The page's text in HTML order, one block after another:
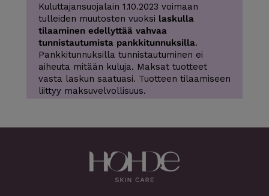
Kuluttajansuojalain 1.10.2023 voimaan
tulleiden muutosten vuoksi laskulla
tilaaminen edellyttää vahvaa
tunnistautumista pankkitunnuksilla.
Pankkitunnuksilla tunnistautuminen ei
aiheuta mitään kuluja. Maksat tuotteet
vasta laskun saatuasi. Tuotteen tilaamiseen
liittyy maksuvelvollisuus.